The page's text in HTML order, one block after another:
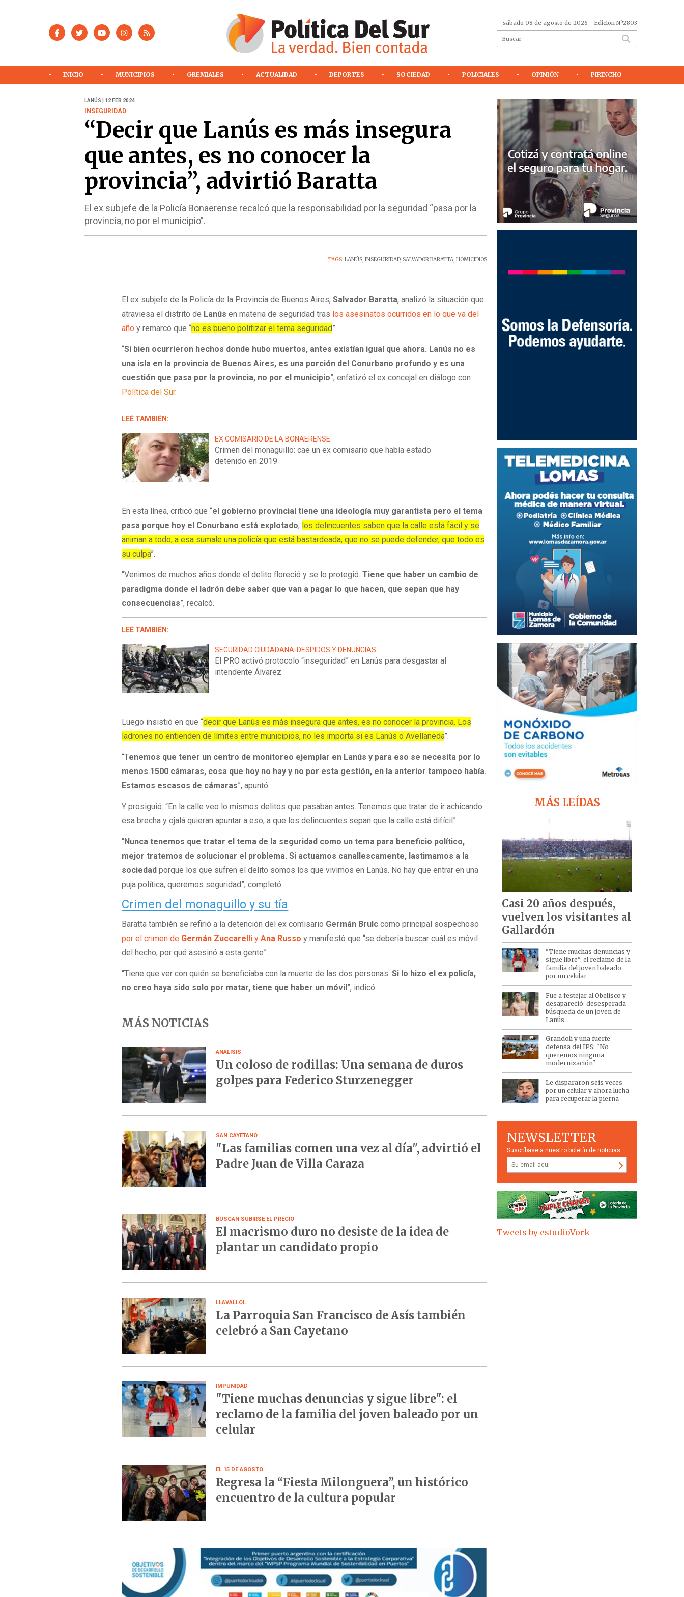
sábado 08 de agosto de 2026 - Edición Nº2803
INICIO MUNICIPIOS GREMIALES ACTUALIDAD DEPORTES SOCIEDAD POLICIALES OPINIÓN PIRINCHO
LANÚS | 12 FEB 2024
INSEGURIDAD
“Decir que Lanús es más insegura
que antes, es no conocer la
provincia”, advirtió Baratta
El ex subjefe de la Policía Bonaerense recalcó que la responsabilidad por la seguridad “pasa por la
provincia, no por el municipio”.
TAGS:LANÚS ,INSEGURIDAD,SALVADOR BARATTA ,HOMICIDIOS
El ex subjefe de la Policía de la Provincia de Buenos Aires,Salvador Baratta, analizó la situación que
atraviesa el distrito de Lanúsen materia de seguridad tras los asesinatos ocurridos en lo que va del
año y remarcó que “no es bueno politizar el tema seguridad”.
“Si bien ocurrieron hechos donde hubo muertos, antes existían igual que ahora. Lanús no es
una isla en la provincia de Buenos Aires, es una porción del Conurbano profundo y es una
cuestión que pasa por la provincia, no por el municipio”, enfatizó el ex concejal en diálogo con
Política del Sur.
LEÉ TAMBIÉN:
EX COMISARIO DE LA BONAERENSE
Crimen del monaguillo: cae un ex comisario que había estado
detenido en 2019
En esta línea, criticó que “el gobierno provincial tiene una ideología muy garantista pero el tema
pasa porque hoy el Conurbano está explotado, los delincuentes saben que la calle está fácil y se
animan a todo; a esa sumale una policía que está bastardeada, que no se puede defender, que todo es
su culpa”.
“Venimos de muchos años donde el delito floreció y se lo protegió.Tiene que haber un cambio de
paradigma donde el ladrón debe saber que van a pagar lo que hacen, que sepan que hay
consecuencias”, recalcó.
LEÉ TAMBIÉN:
SEGURIDAD CIUDADANA-DESPIDOS Y DENUNCIAS
El PRO activó protocolo “inseguridad” en Lanús para desgastar al
intendente Álvarez
Luego insistió en que “decir que Lanús es más insegura que antes, es no conocer la provincia. Los
ladrones no entienden de límites entre municipios, no les importa si es Lanús o Avellaneda”.
“Tenemos que tener un centro de monitoreo ejemplar en Lanús y para eso se necesita por lo
menos 1500 cámaras, cosa que hoy no hay y no por esta gestión, en la anterior tampoco había.
Estamos escasos de cámaras”, apuntó.
Y prosiguió: “En la calle veo lo mismos delitos que pasaban antes. Tenemos que tratar de ir achicando
esa brecha y ojalá quieran apuntar a eso, a que los delincuentes sepan que la calle está difícil”.
“Nunca tenemos que tratar el tema de la seguridad como un tema para beneficio político,
mejor tratemos de solucionar el problema. Si actuamos canallescamente, lastimamos a la
sociedadporque los que sufren el delito somos los que vivimos en Lanús. No hay que entrar en una
puja política, queremos seguridad”, completó.
Crimen del monaguillo y su tía
Baratta también se refirió a la detención del ex comisario Germán Brulc como principal sospechoso
por el crimen de Germán Zuccarelli yAna Russo y manifestó que “se debería buscar cuál es móvil
del hecho, por qué asesinó a esta gente”.
“Tiene que ver con quién se beneficiaba con la muerte de las dos personas.Si lo hizo el ex policía,
no creo haya sido solo por matar, tiene que haber un móvil”, indicó.
MÁS NOTICIAS
ANALISIS
Un coloso de rodillas: Una semana de duros
golpes para Federico Sturzenegger
SAN CAYETANO
"Las familias comen una vez al día", advirtió el
Padre Juan de Villa Caraza
BUSCAN SUBIRSE EL PRECIO
El macrismo duro no desiste de la idea de
plantar un candidato propio
LLAVALLOL
La Parroquia San Francisco de Asís también
celebró a San Cayetano
IMPUNIDAD
"Tiene muchas denuncias y sigue libre": el
reclamo de la familia del joven baleado por un
celular
EL 15 DE AGOSTO
Regresa la “Fiesta Milonguera”, un histórico
encuentro de la cultura popular
MÁS LEÍDAS
Casi 20 años después,
vuelven los visitantes al
Gallardón
"Tiene muchas denuncias y
sigue libre": el reclamo de la
familia del joven baleado
por un celular
Fue a festejar al Obelisco y
desapareció: desesperada
búsqueda de un joven de
Lanús
Grandoli y una fuerte
defensa del IPS: "No
queremos ninguna
modernización"
Le dispararon seis veces
por un celular y ahora lucha
para recuperar la pierna
NEWSLETTER
Suscríbase a nuestro boletín de noticias
Tweets by estudioVork